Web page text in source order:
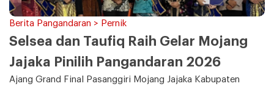
Berita Pangandaran > Pernik
Selsea dan Taufiq Raih Gelar Mojang
Jajaka Pinilih Pangandaran 2026
Ajang Grand Final Pasanggiri Mojang Jajaka Kabupaten